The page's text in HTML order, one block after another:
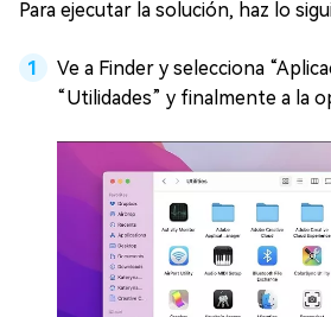
Para ejecutar la solución, haz lo
Ve a Finder y selecciona
“Utilidades” y finalmente a la